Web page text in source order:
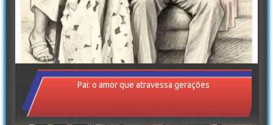
Pai: o amor que atravessa gerações